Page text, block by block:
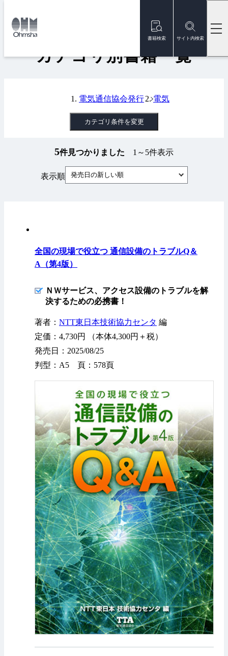
書籍検索 サイト内検索
トップ
カテゴリ別書籍一覧
電気通信協会発行 電気
カテゴリ条件を変更
5件見つかりました 1～5件表示
表示順 発売日の新しい順
全国の現場で役立つ 通信設備のトラブルQ＆
A（第4版）
ＮＷサービス、アクセス設備のトラブルを解
決するための必携書！
著者： NTT東日本技術協力センタ 編
定価：4,730円 （本体4,300円＋税）
発売日：2025/08/25
判型：A5 頁：578頁